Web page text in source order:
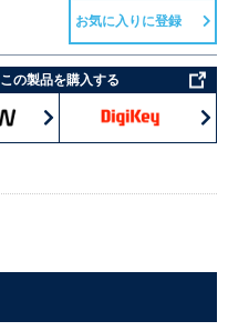
この製品を購入する
お気に入りに登録